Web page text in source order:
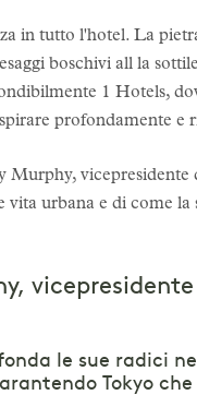
in tutto l'hotel. La
boschivi all la
1 Hotels,
profondamente e
vicepresidente
urbana e di come
le sue radici
Tokyo